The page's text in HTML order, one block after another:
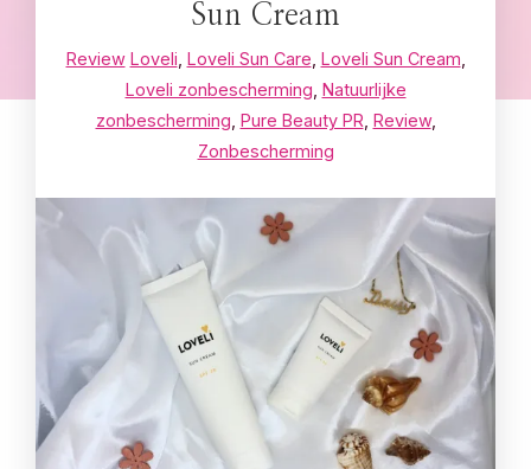
Sun Cream
Review Loveli Loveli Sun Care Loveli Sun Cream
Loveli zonbescherming Natuurlijke
zonbescherming Pure Beauty PR Review,
Zonbescherming